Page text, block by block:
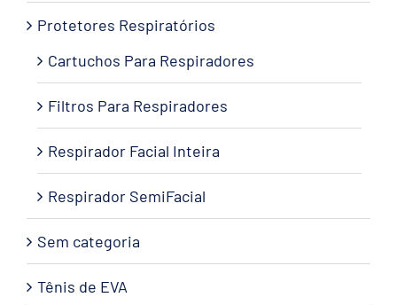
Protetores Respiratórios
Cartuchos Para Respiradores
Filtros Para Respiradores
Respirador Facial Inteira
Respirador SemiFacial
Sem categoria
Tênis de EVA